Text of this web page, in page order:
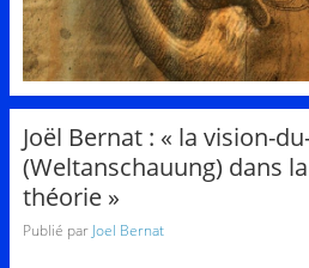
Joël Bernat : « la vision-
(Weltanschauung) dans
théorie »
Publié par Joel Bernat